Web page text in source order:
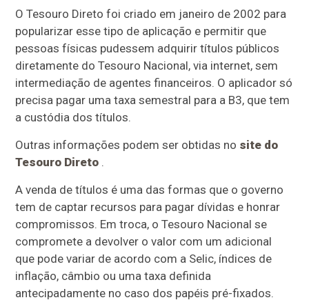
O Tesouro Direto foi criado em janeiro de 2002 para
popularizar esse tipo de aplicação e permitir que
pessoas físicas pudessem adquirir títulos públicos
diretamente do Tesouro Nacional, via internet, sem
intermediação de agentes financeiros. O aplicador só
precisa pagar uma taxa semestral para a B3, que tem
a custódia dos títulos.
Outras informações podem ser obtidas no site do
Tesouro Direto .
A venda de títulos é uma das formas que o governo
tem de captar recursos para pagar dívidas e honrar
compromissos. Em troca, o Tesouro Nacional se
compromete a devolver o valor com um adicional
que pode variar de acordo com a Selic, índices de
inflação, câmbio ou uma taxa definida
antecipadamente no caso dos papéis pré-fixados.